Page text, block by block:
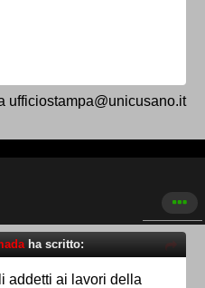
ufficiostampa@unicusano.it
ha scritto:
addetti ai lavori della